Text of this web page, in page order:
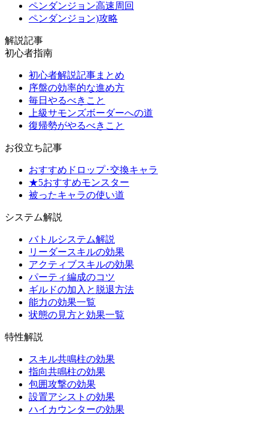
ペンダンジョン高速周回
ペンダンジョン)攻略
解説記事
初心者指南
初心者解説記事まとめ
序盤の効率的な進め方
毎日やるべきこと
上級サモンズボーダーへの道
復帰勢がやるべきこと
お役立ち記事
おすすめドロップ･交換キャラ
★5おすすめモンスター
被ったキャラの使い道
システム解説
バトルシステム解説
リーダースキルの効果
アクティブスキルの効果
パーティ編成のコツ
ギルドの加入と脱退方法
能力の効果一覧
状態の見方と効果一覧
特性解説
スキル共鳴柱の効果
指向共鳴柱の効果
包囲攻撃の効果
設置アシストの効果
ハイカウンターの効果